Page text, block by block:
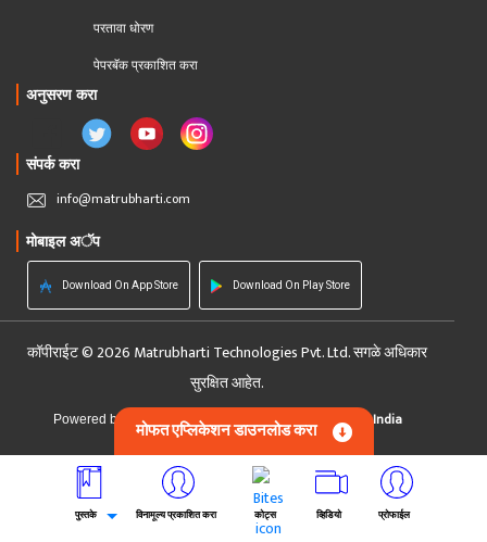
परतावा धोरण
पेपरबॅक प्रकाशित करा
अनुसरण करा
संपर्क करा
info@matrubharti.com
मोबाइल अॅप
Download On App Store Download On Play Store
कॉपीराईट © 2026 Matrubharti Technologies Pvt. Ltd. सगळे अधिकार
सुरक्षित आहेत.
Powered by : Custom Software Development Company India
मोफत एप्लिकेशन डाउनलोड करा
पुस्तके विनामूल्य प्रकाशित करा कोट्स व्हिडियो प्रोफाईल